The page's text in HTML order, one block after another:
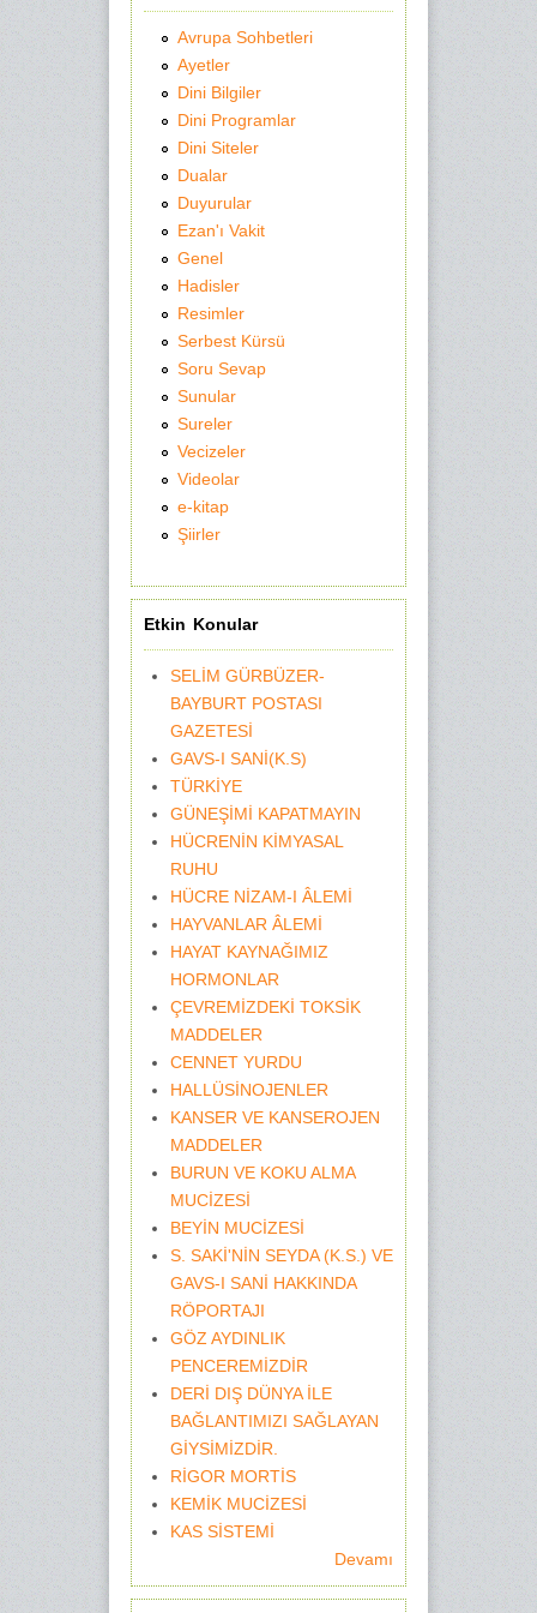
Avrupa Sohbetleri
Ayetler
Dini Bilgiler
Dini Programlar
Dini Siteler
Dualar
Duyurular
Ezan'ı Vakit
Genel
Hadisler
Resimler
Serbest Kürsü
Soru Sevap
Sunular
Sureler
Vecizeler
Videolar
e-kitap
Şiirler
Etkin Konular
SELİM GÜRBÜZER-
BAYBURT POSTASI
GAZETESİ
GAVS-I SANİ(K.S)
TÜRKİYE
GÜNEŞİMİ KAPATMAYIN
HÜCRENİN KİMYASAL
RUHU
HÜCRE NİZAM-I ÂLEMİ
HAYVANLAR ÂLEMİ
HAYAT KAYNAĞIMIZ
HORMONLAR
ÇEVREMİZDEKİ TOKSİK
MADDELER
CENNET YURDU
HALLÜSİNOJENLER
KANSER VE KANSEROJEN
MADDELER
BURUN VE KOKU ALMA
MUCİZESİ
BEYİN MUCİZESİ
S. SAKİ'NİN SEYDA (K.S.) VE
GAVS-I SANİ HAKKINDA
RÖPORTAJI
GÖZ AYDINLIK
PENCEREMİZDİR
DERİ DIŞ DÜNYA İLE
BAĞLANTIMIZI SAĞLAYAN
GİYSİMİZDİR.
RİGOR MORTİS
KEMİK MUCİZESİ
KAS SİSTEMİ
Devamı